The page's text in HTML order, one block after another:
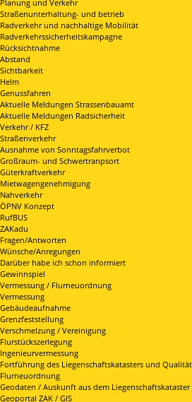
Planung und Verkehr
Straßenunterhaltung- und betrieb
Radverkehr und nachhaltige Mobilität
Radverkehrssicherheitskampagne
Rücksichtnahme
Abstand
Sichtbarkeit
Helm
Genussfahren
Aktuelle Meldungen Strassenbauamt
Aktuelle Meldungen Radsicherheit
Verkehr / KFZ
Straßenverkehr
Ausnahme von Sonntagsfahrverbot
Großraum- und Schwertranpsort
Güterkraftverkehr
Mietwagengenehmigung
Nahverkehr
ÖPNV Konzept
RufBUS
ZAKadu
Fragen/Antworten
Wünsche/Anregungen
Darüber habe ich schon informiert
Gewinnspiel
Vermessung / Flurneuordnung
Vermessung
Gebäudeaufnahme
Grenzfeststellung
Verschmelzung / Vereinigung
Flurstückszerlegung
Ingenieurvermessung
Fortführung des Liegenschaftskatasters und
Flurneuordnung
Geodaten / Auskunft aus dem Liegenschaftskataster
Geoportal ZAK / GIS